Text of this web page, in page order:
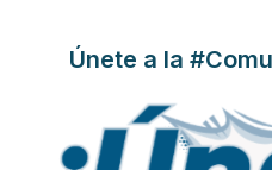
en España
Únete a la